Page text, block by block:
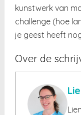
kunstwerk van
challenge (hoe
je geest heeft
Over de